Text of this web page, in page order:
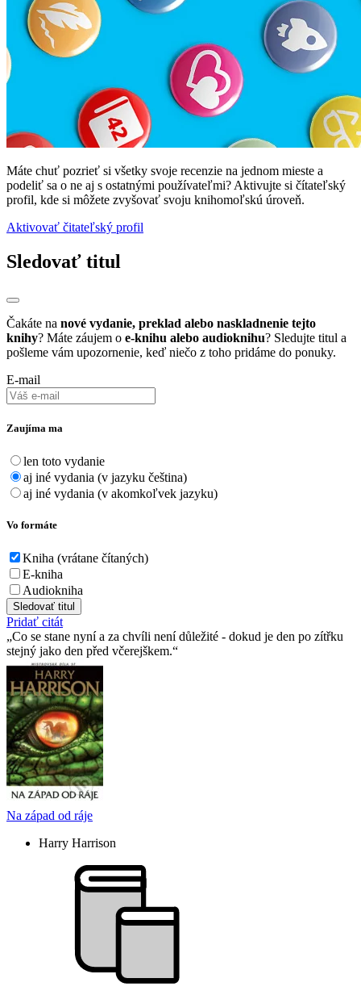
Máte chuť pozrieť si všetky svoje recenzie na jednom mieste a
podeliť sa o ne aj s ostatnými používateľmi? Aktivujte si čítateľský
profil, kde si môžete zvyšovať svoju knihomoľskú úroveň.
Aktivovať čitateľský profil
Sledovať titul
Čakáte na nové vydanie, preklad alebo naskladnenie tejto
knihy? Máte záujem o e-knihu alebo audioknihu? Sledujte titul a
pošleme vám upozornenie, keď niečo z toho pridáme do ponuky.
E-mail
Zaujíma ma
len toto vydanie
aj iné vydania (v jazyku čeština)
aj iné vydania (v akomkoľvek jazyku)
Vo formáte
Kniha (vrátane čítaných)
E-kniha
Audiokniha
Sledovať titul
Pridať citát
Co se stane nyní a za chvíli není důležité - dokud je den po zítřku
stejný jako den před včerejškem.
Na západ od ráje
Harry Harrison